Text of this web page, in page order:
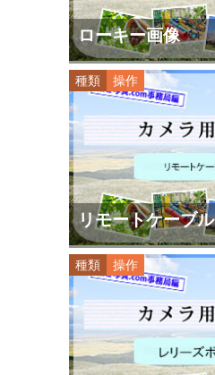
ローキー画像
種類 操作
リモートケーブル
種類 操作